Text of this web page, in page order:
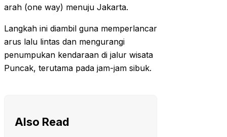
arah (one way) menuju Jakarta.
Langkah ini diambil guna memperlancar
arus lalu lintas dan mengurangi
penumpukan kendaraan di jalur wisata
Puncak, terutama pada jam-jam sibuk.
Also Read